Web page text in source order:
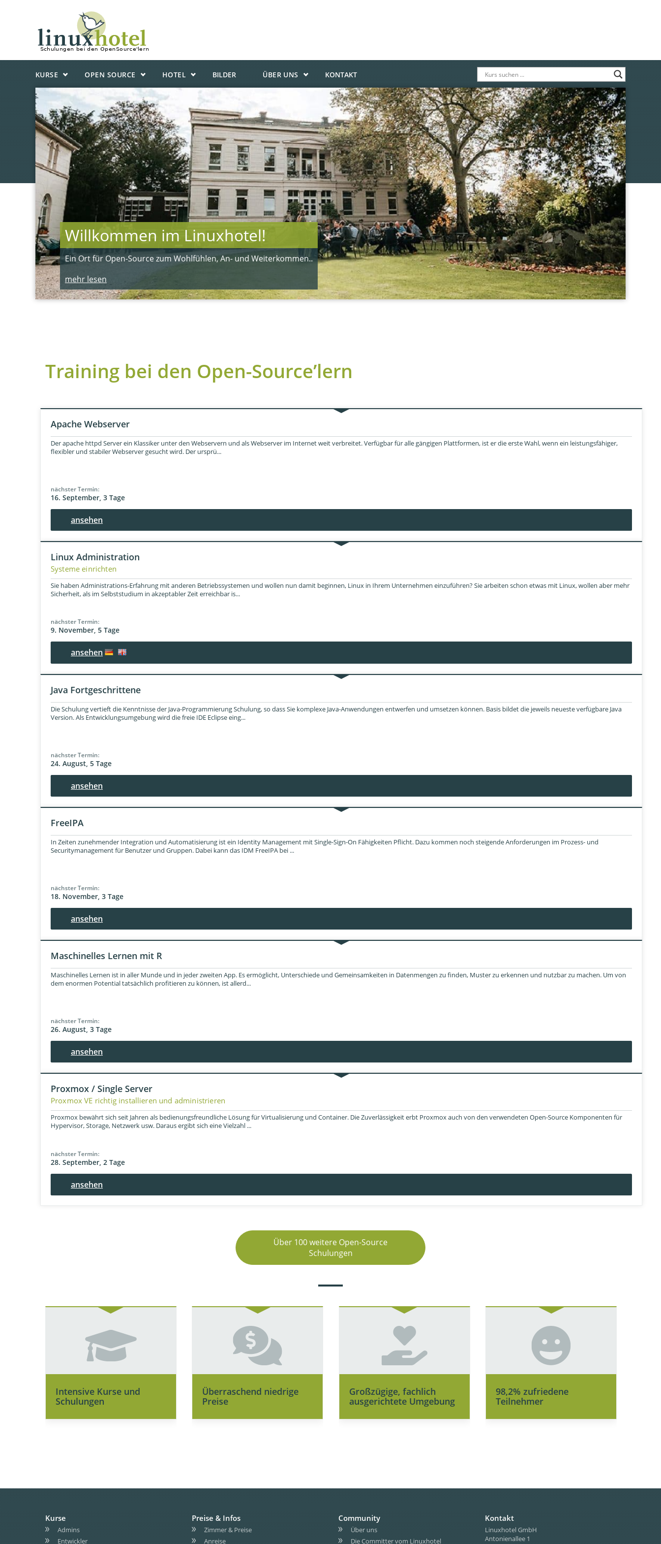
KURSE OPEN SOURCE HOTEL BILDER ÜBER UNS KONTAKT
Willkommen im Linuxhotel!
Ein Ort für Open-Source zum Wohlfühlen, An- und Weiterkommen..
mehr lesen
Training bei den Open-Source’lern
Apache Webserver
Der apache httpd Server ein Klassiker unter den Webservern und als Webserver im Internet weit verbreitet. Verfügbar für alle gängigen Plattformen, ist er die erste Wahl, wenn ein leistungsfähiger,
flexibler und stabiler Webserver gesucht wird. Der ursprü...
nächster Termin:
16. September, 3 Tage
ansehen
Linux Administration
Systeme einrichten
Sie haben Administrations-Erfahrung mit anderen Betriebssystemen und wollen nun damit beginnen, Linux in Ihrem Unternehmen einzuführen? Sie arbeiten schon etwas mit Linux, wollen aber mehr
Sicherheit, als im Selbststudium in akzeptabler Zeit erreichbar is...
nächster Termin:
9. November, 5 Tage
ansehen
Java Fortgeschrittene
Die Schulung vertieft die Kenntnisse der Java-Programmierung Schulung, so dass Sie komplexe Java-Anwendungen entwerfen und umsetzen können. Basis bildet die jeweils neueste verfügbare Java
Version. Als Entwicklungsumgebung wird die freie IDE Eclipse eing...
nächster Termin:
24. August, 5 Tage
ansehen
FreeIPA
In Zeiten zunehmender Integration und Automatisierung ist ein Identity Management mit Single-Sign-On Fähigkeiten Pflicht. Dazu kommen noch steigende Anforderungen im Prozess- und
Securitymanagement für Benutzer und Gruppen. Dabei kann das IDM FreeIPA bei ...
nächster Termin:
18. November, 3 Tage
ansehen
Maschinelles Lernen mit R
Maschinelles Lernen ist in aller Munde und in jeder zweiten App. Es ermöglicht, Unterschiede und Gemeinsamkeiten in Datenmengen zu finden, Muster zu erkennen und nutzbar zu machen. Um von
dem enormen Potential tatsächlich profitieren zu können, ist allerd...
nächster Termin:
26. August, 3 Tage
ansehen
Proxmox / Single Server
Proxmox VE richtig installieren und administrieren
Proxmox bewährt sich seit Jahren als bedienungsfreundliche Lösung für Virtualisierung und Container. Die Zuverlässigkeit erbt Proxmox auch von den verwendeten Open-Source Komponenten für
Hypervisor, Storage, Netzwerk usw. Daraus ergibt sich eine Vielzahl ...
nächster Termin:
28. September, 2 Tage
ansehen
Über 100 weitere Open-Source
Schulungen
Intensive Kurse und
Schulungen
Überraschend niedrige
Preise
Großzügige, fachlich
ausgerichtete Umgebung
98,2% zufriedene
Teilnehmer
Kurse
Admins
Entwickler
Preise & Infos
Zimmer & Preise
Anreise
Community
Über uns
Die Committer vom Linuxhotel
Kontakt
Linuxhotel GmbH
Antonienallee 1